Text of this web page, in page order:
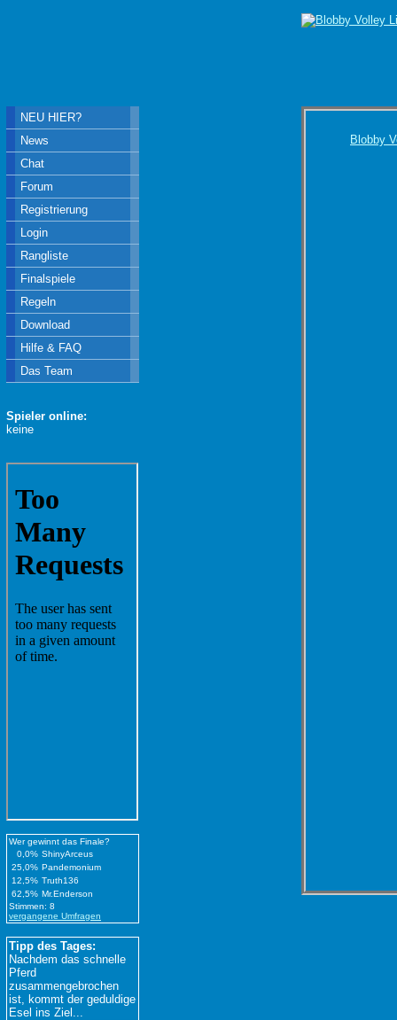
Blobby
NEU HIER?
News
Chat
Forum
Registrierung
Login
Rangliste
Finalspiele
Regeln
Download
Hilfe & FAQ
Das Team
Spieler online:
keine
Wer gewinnt das Finale?
0,0% ShinyArceus
25,0% Pandemonium
12,5% Truth136
62,5% Mr.Enderson
Stimmen: 8
vergangene Umfragen
Tipp des Tages:
Nachdem das schnelle
Pferd
zusammengebrochen
ist, kommt der geduldige
Esel ins Ziel...